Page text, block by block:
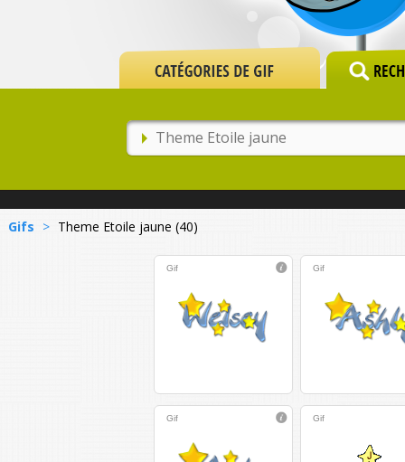
Gifs > Theme Etoile jaune (40)
Gif Gif
Gif Gif